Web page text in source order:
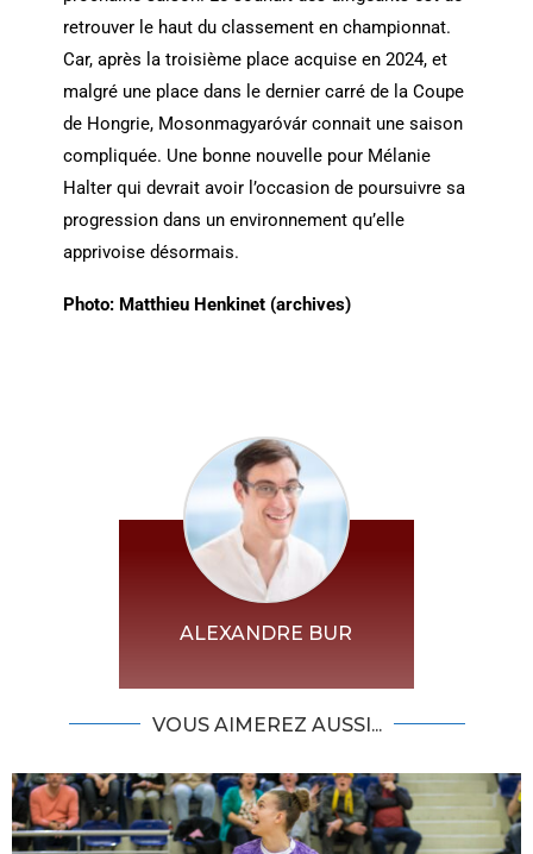
retrouver le haut du classement en championnat.
Car, après la troisième place acquise en 2024, et
malgré une place dans le dernier carré de la Coupe
de Hongrie, Mosonmagyaróvár connait une saison
compliquée. Une bonne nouvelle pour Mélanie
Halter qui devrait avoir l’occasion de poursuivre sa
progression dans un environnement qu’elle
apprivoise désormais.
Photo: Matthieu Henkinet (archives)
ALEXANDRE BUR
VOUS AIMEREZ AUSSI...